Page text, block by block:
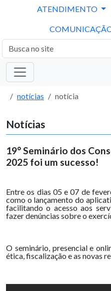
ATENDIMENTO
notícias notícia
Notícias
19° Seminário dos
2025 foi um sucesso!
Entre os dias 05 e 07 de
como o lançamento do
facilitando o acesso aos
fazer denúncias sobre o
O seminário, presencial e
ética, fiscalização e as novas